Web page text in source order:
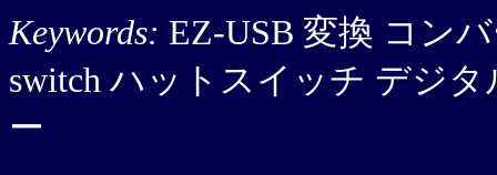
Keywords: EZ-USB 変換 コンバ
switch ハットスイッチ デジ
ー